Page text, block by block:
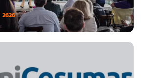
2626